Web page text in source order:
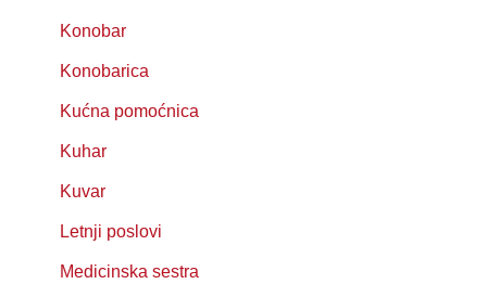
Konobar
Konobarica
Kućna pomoćnica
Kuhar
Kuvar
Letnji poslovi
Medicinska sestra